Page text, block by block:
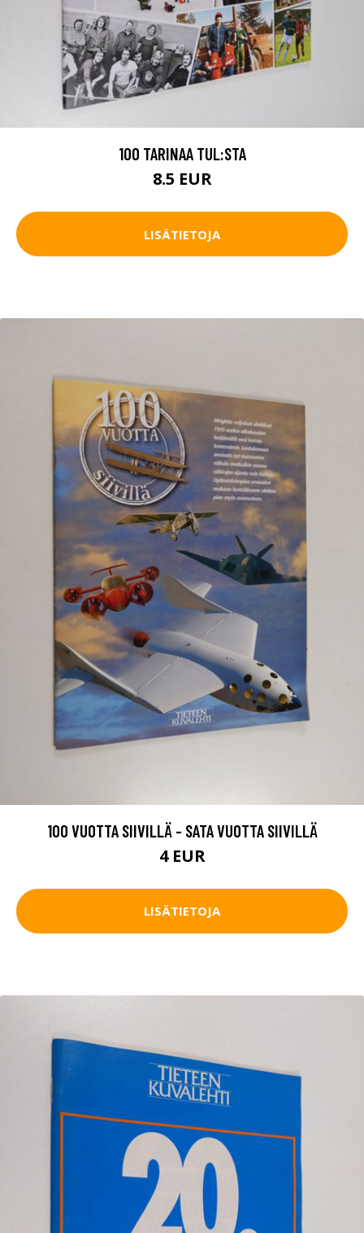
100 TARINAA TUL:STA
8.5 EUR
LISÄTIETOJA
100 VUOTTA SIIVILLÄ - SATA VUOTTA SIIVILLÄ
4 EUR
LISÄTIETOJA